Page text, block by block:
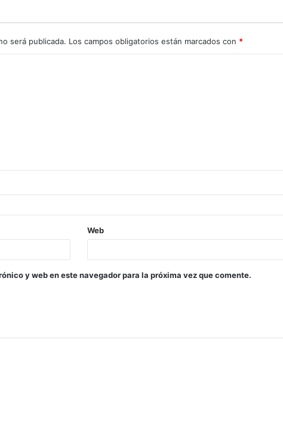
será publicada. Los campos obligatorios están marcados con *
Web
y web en este navegador para la próxima vez que comente.